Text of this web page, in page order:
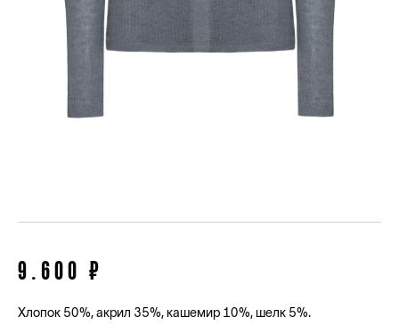
9.600 ₽
Хлопок 50%, акрил 35%, кашемир 10%, шелк 5%.